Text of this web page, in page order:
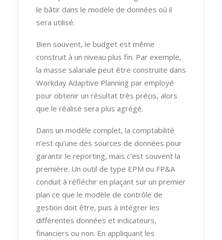
le bâtir dans le modèle de données où il
sera utilisé.
Bien souvent, le budget est même
construit à un niveau plus fin. Par exemple,
la masse salariale peut être construite dans
Workday Adaptive Planning par employé
pour obtenir un résultat très précis, alors
que le réalisé sera plus agrégé.
Dans un modèle complet, la comptabilité
n’est qu’une des sources de données pour
garantir le reporting, mais c’est souvent la
première. Un outil de type EPM ou FP&A
conduit à réfléchir en plaçant sur un premier
plan ce que le modèle de contrôle de
gestion doit être, puis à intégrer les
différentes données et indicateurs,
financiers ou non. En appliquant les